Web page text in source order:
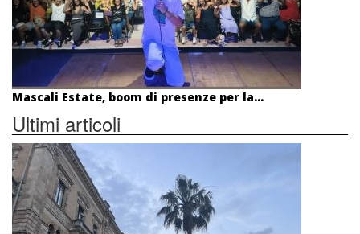
Mascali Estate, boom di presenze per la...
Ultimi articoli